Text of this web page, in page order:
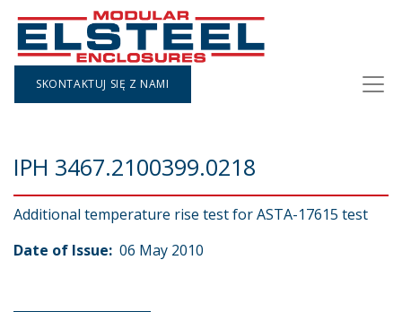
SKONTAKTUJ SIĘ Z NAMI
IPH 3467.2100399.0218
Additional temperature rise test for ASTA-17615 test
Date of Issue: 06 May 2010